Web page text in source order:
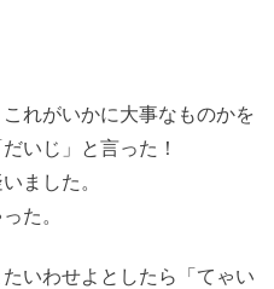
れがいかに大事なものかを
いじ」と言った！
ました。
た。
いわせよとしたら「てゃい